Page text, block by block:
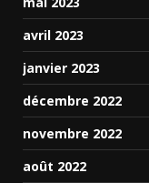
avril 2023
janvier 2023
décembre 2022
novembre 2022
août 2022